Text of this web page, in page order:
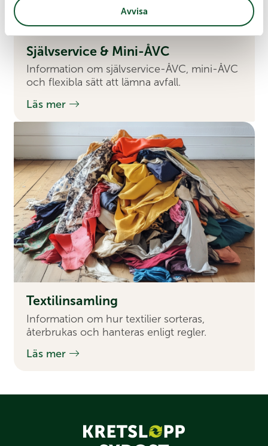
Avvisa
Själv­service & Mini-ÅVC
Information om självservice-ÅVC, mini-ÅVC
och flexibla sätt att lämna avfall.
Läs mer
Textil­insamling
Information om hur textilier sorteras,
återbrukas och hanteras enligt regler.
Läs mer